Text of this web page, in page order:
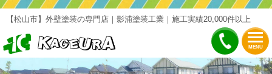
MENU
【松山市】外壁塗装の専門店｜影浦塗装工業｜施工実績20,000件以上